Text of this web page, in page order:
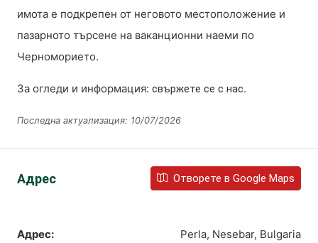
имота е подкрепен от неговото местоположение и
пазарното търсене на ваканционни наеми по
Черноморието.
За огледи и информация: свържете се с нас.
Последна актуализация: 10/07/2026
Адрес Отворете в Google Maps
Адрес: Perla, Nesebar, Bulgaria